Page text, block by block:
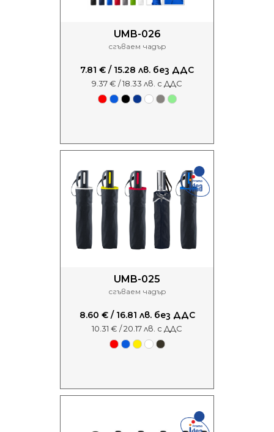
UMB-026
сгъваем чадър
7.81 € / 15.28 лв. без ДДС
9.37 € / 18.33 лв. с ДДС
UMB-025
сгъваем чадър
8.60 € / 16.81 лв. без ДДС
10.31 € / 20.17 лв. с ДДС